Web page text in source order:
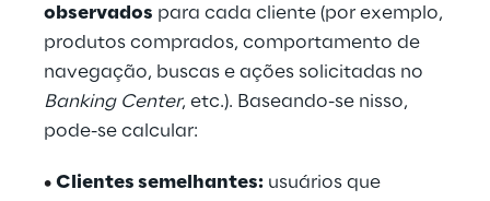
observados para cada cliente (por exemplo,
produtos comprados, comportamento de
navegação, buscas e ações solicitadas no
Banking Center, etc.). Baseando-se nisso,
pode-se calcular:
• Clientes semelhantes: usuários que